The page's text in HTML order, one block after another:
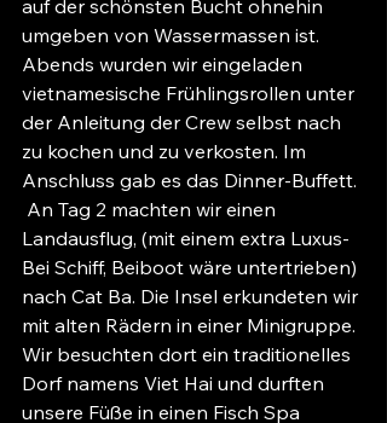
auf der schönsten Bucht ohnehin
umgeben von Wassermassen ist.
Abends wurden wir eingeladen
vietnamesische Frühlingsrollen unter
der Anleitung der Crew selbst nach
zu kochen und zu verkosten. Im
Anschluss gab es das Dinner-Buffett.
An Tag 2 machten wir einen
Landausflug, (mit einem extra Luxus-
Bei Schiff, Beiboot wäre untertrieben)
nach Cat Ba. Die Insel erkundeten wir
mit alten Rädern in einer Minigruppe.
Wir besuchten dort ein traditionelles
Dorf namens Viet Hai und durften
unsere Füße in einen Fisch Spa